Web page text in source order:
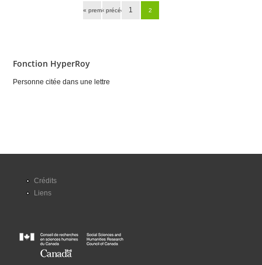
« premier‹ précédent1 2
Fonction HyperRoy
Personne citée dans une lettre
Crédits
Liens